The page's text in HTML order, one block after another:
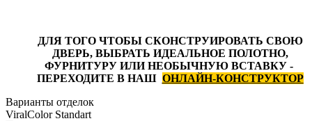
ДЛЯ ТОГО ЧТОБЫ СКОНСТРУИРОВАТЬ СВОЮ
ДВЕРЬ, ВЫБРАТЬ ИДЕАЛЬНОЕ ПОЛОТНО,
ФУРНИТУРУ ИЛИ НЕОБЫЧНУЮ ВСТАВКУ -
ПЕРЕХОДИТЕ В НАШ ОНЛАЙН-КОНСТРУКТОР
Варианты отделок
ViralColor Standart